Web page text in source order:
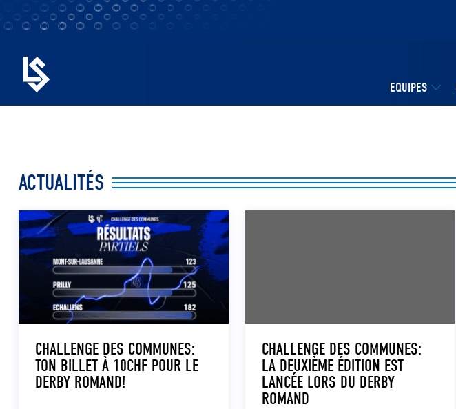
EQUIPES
ACTUALITÉS
CHALLENGE DES COMMUNES:
TON BILLET À 10CHF POUR LE
DERBY ROMAND!
CHALLENGE DES COMMUNES:
LA DEUXIÈME ÉDITION EST
LANCÉE LORS DU DERBY
ROMAND